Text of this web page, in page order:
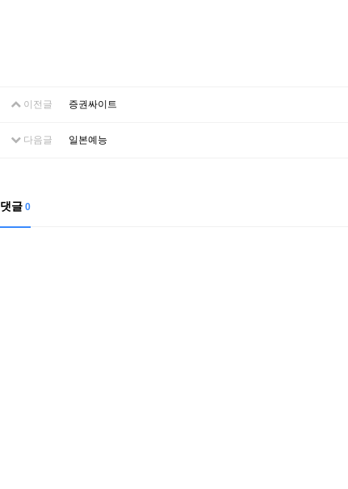
이전글 증권싸이트
다음글 일본예능
댓글 0